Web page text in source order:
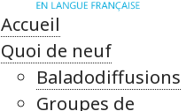
Accueil
Quoi de neuf
Baladodiffusions
Groupes de